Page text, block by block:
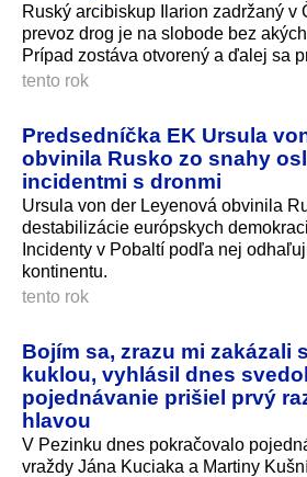
Ruský arcibiskup Ilarion zadržaný v
prevoz drog je na slobode bez
Prípad zostáva otvorený a ďalej sa
tento rok
Predsedníčka EK Ursula
obvinila Rusko zo snahy
incidentmi s dronmi
Ursula von der Leyenová obvinila
destabilizácie európskych
Incidenty v Pobaltí podľa nej
kontinentu.
tento rok
Bojím sa, zrazu mi zakázali
kuklou, vyhlásil dnes
pojednávanie prišiel prvý
hlavou
V Pezinku dnes pokračovalo
vraždy Jána Kuciaka a Martiny